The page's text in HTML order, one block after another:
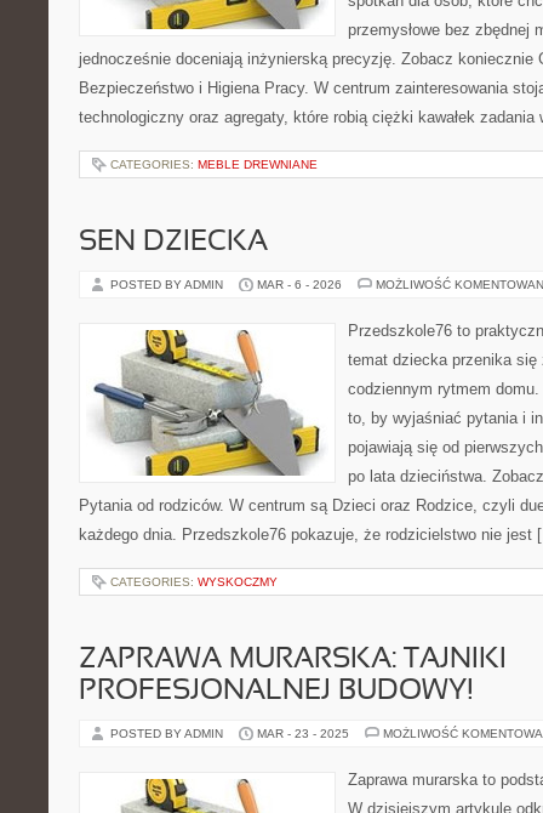
przemysłowe bez zbędnej
jednocześnie doceniają inżynierską precyzję. Zobacz koniecznie
Bezpieczeństwo i Higiena Pracy. W centrum zainteresowania
technologiczny oraz agregaty, które robią ciężki kawałek
CATEGORIES: MEBLE DREWNIANE
SEN DZIECKA
POSTED BY ADMIN MAR - 6 - 2026 MOŻLIWOŚĆ
Przedszkole76 to
temat dziecka przenika
codziennym rytmem
to, by wyjaśniać pytania i
pojawiają się od
po lata dzieciństwa.
Pytania od rodziców. W centrum są Dzieci oraz Rodzice, czyli
każdego dnia. Przedszkole76 pokazuje, że rodzicielstwo nie jest
CATEGORIES: WYSKOCZMY
ZAPRAWA MURARSKA: TAJNIKI
PROFESJONALNEJ BUDOWY!
POSTED BY ADMIN MAR - 23 - 2025 MOŻLIWOŚĆ
Zaprawa murarska to
W dzisiejszym artykule